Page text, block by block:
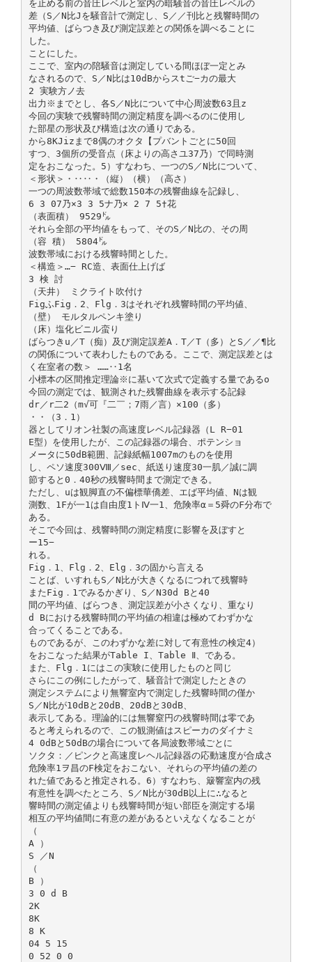
を止める前の音圧レベルと室内の暗騒音の音圧レベルの
差（S／N比Jを騒音計で測定し、S／／刊比と残響時間の
平均値、ばらつき及び測定誤差との関係を調べることに
した。
ことにした。
ここで、室内の陪騒音は測定している間ほぼ一定とみ
なされるので、S／N比は10dBからスtご−カの最大
2 実験方ノ去
出力※までとし、各S／N比について中心周波数63且z
今回の実験で残響時間の測定精度を調べるのに使用し
た部星の形状及び構造は次の通りである。
から8KJizまで8偶のオクタ【プバントごとに50回
すつ、3個所の受音点（床よりの高さユ37乃）で同時測
定をおこなった。5）すなわち、一つのS／N比について、
＜形状＞・‥‥・（縦）（横）（高さ）
一つの周波数帯域で総数150本の残響曲線を記録し、
6 3 07乃×3 3 5ナ乃× 2 7 5†花
（表面積） 9529㌦
それら全部の平均値をもって、そのS／N比の、その周
（容 積） 5804㌦
波数帯域における残響時間とした。
＜構造＞…− RC造、表面仕上げば
3 検 討
（天井） ミクライト吹付け
FigふFig．2、Flg．3はそれぞれ残響時間の平均値、
（壁） モルタルペンキ塗り
（床）塩化ビニル蛮り
ばらつきu／T（痴）及び測定誤差A．T／T（多）とS／／¶比
の関係について表わしたものである。ここで、測定誤差とは
く在室者の数＞ ……‥1名
小標本の区間推定理論※に基いて次式で定義する量であるo
今回の測定では、観測された残響曲線を表示する記録
dr／r二2（m√可『二￣；7雨／言）×100（多）
・・（3．1）
器としてリオン社製の高速度レベル記録器（L R−01
E型）を使用したが、この記録器の場合、ポテンショ
メータに50dB範囲、記録紙幅1007mのものを使用
し、ペソ速度300Ⅷ／sec、紙送り速度30一肌／誠に調
節すると0．40秒の残響時間まで測定できる。
ただし、uは観脚直の不偏標華僑差、エば平均値、Nは観
測数、1Fが一1は自由度1トⅣ一1、危険率α＝5舜のF分布で
ある。
そこで今回は、残響時間の測定精度に影響を及ぼすと
ー15−
れる。
Fig．1、Flg．2、Elg．3の固から言える
ことば、いすれもS／N比が大きくなるにつれて残響時
またFig．1でみるかぎり、S／N30d Bと40
間の平均値、ばらつき、測定誤差が小さくなり、重なり
d Bにおける残響時間の平均値の相違は極めてわずかな
合ってくることである。
ものであるが、このわずかな差に対して有意性の検定4）
をおこなった結果がTable I、Table Ⅱ、である。
また、Flg．1にはこの実験に使用したものと同じ
さらにこの例にしたがって、騒音計で測定したときの
測定システムにより無響室内で測定した残響時間の僅か
S／N比が10dBと20dB、20dBと30dB、
表示してある。理論的には無響窒円の残響時間は零であ
ると考えられるので、この観測値はスピーカのダイナミ
4 0dBと50dBの場合について各局波数帯域ごとに
ソクタ：／ピンクと高速度レヘル記録器の応動速度が合成さ
危険率1ヲ昌のF検定をおこない、それらの平均値の差の
れた値であると推定される。6）すなわち、簸響室内の残
有意性を調べたところ、S／N比が30dB以上に∴なると
響時間の測定値よりも残響時間が短い部臣を測定する場
相互の平均値間に有意の差があるといえなくなることが
（
A ）
S ／N
（
B ）
3 0 d B
2K
8K
8 K
04 5 15
0 52 0 0